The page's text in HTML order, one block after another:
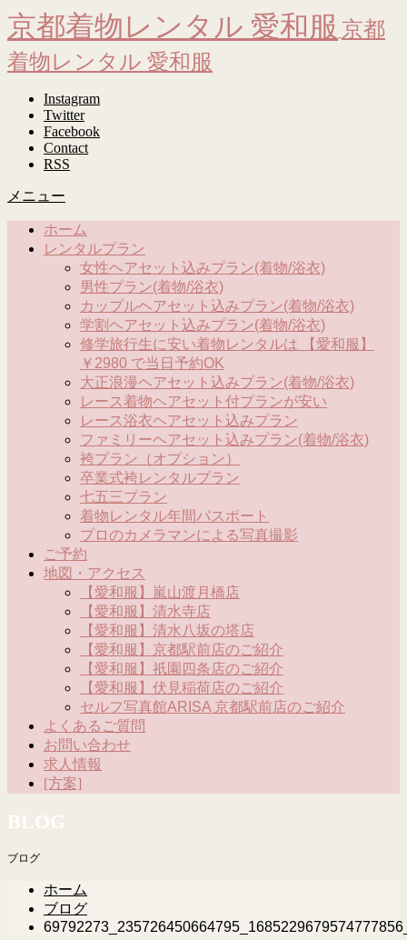
京都着物レンタル 愛和服 京都
着物レンタル 愛和服
Instagram
Twitter
Facebook
Contact
RSS
メニュー
ホーム
レンタルプラン
女性ヘアセット込みプラン(着物/浴衣)
男性プラン(着物/浴衣)
カップルヘアセット込みプラン(着物/浴衣)
学割ヘアセット込みプラン(着物/浴衣)
修学旅行生に安い着物レンタルは 【愛和服】
￥2980 で当日予約OK
大正浪漫ヘアセット込みプラン(着物/浴衣)
レース着物ヘアセット付プランが安い
レース浴衣ヘアセット込みプラン
ファミリーヘアセット込みプラン(着物/浴衣)
袴プラン（オプション）
卒業式袴レンタルプラン
七五三プラン
着物レンタル年間パスポート
プロのカメラマンによる写真撮影
ご予約
地図・アクセス
【愛和服】嵐山渡月橋店
【愛和服】清水寺店
【愛和服】清水八坂の塔店
【愛和服】京都駅前店のご紹介
【愛和服】祇園四条店のご紹介
【愛和服】伏見稲荷店のご紹介
セルフ写真館ARISA 京都駅前店のご紹介
よくあるご質問
お問い合わせ
求人情報
[方案]
BLOG
ブログ
ホーム
ブログ